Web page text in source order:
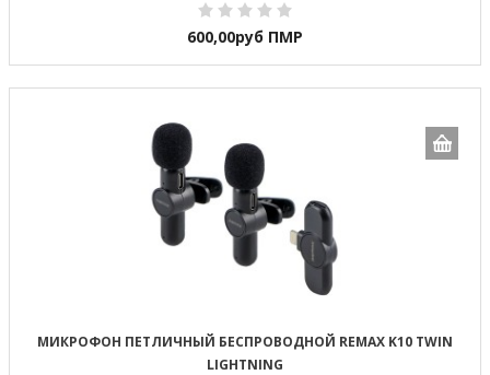
600,00руб ПМР
МИКРОФОН ПЕТЛИЧНЫЙ БЕСПРОВОДНОЙ REMAX K10 TWIN
LIGHTNING